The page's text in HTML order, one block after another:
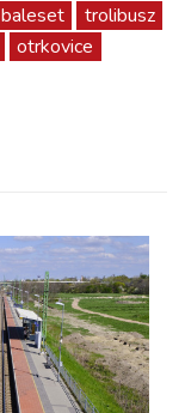
baleset
trolibusz
otrkovice